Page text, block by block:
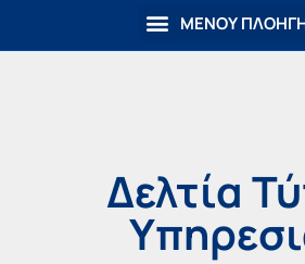
Δελτία